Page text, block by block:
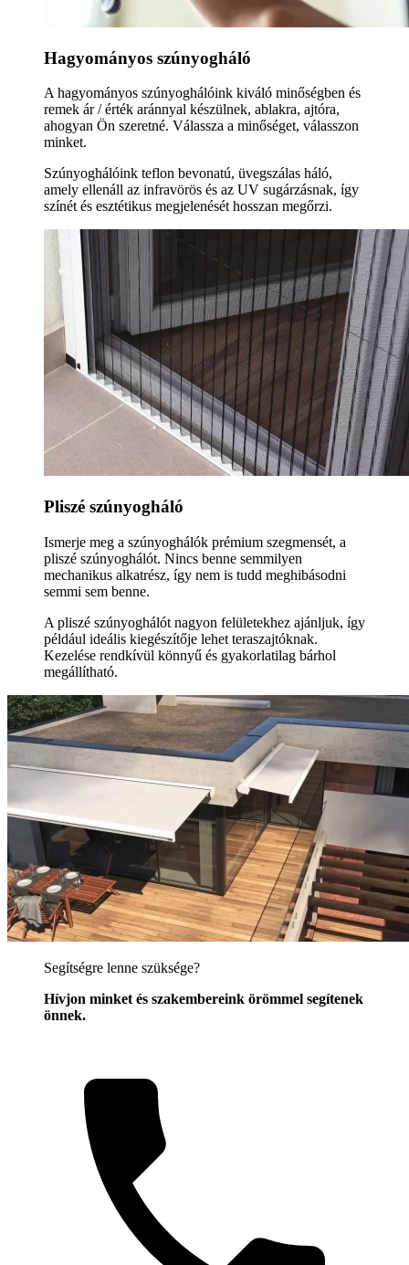
Hagyományos szúnyogháló
A hagyományos szúnyoghálóink kiváló minőségben és
remek ár / érték aránnyal készülnek, ablakra, ajtóra,
ahogyan Ön szeretné. Válassza a minőséget, válasszon
minket.
Szúnyoghálóink teflon bevonatú, üvegszálas háló,
amely ellenáll az infravörös és az UV sugárzásnak, így
színét és esztétikus megjelenését hosszan megőrzi.
Pliszé szúnyogháló
Ismerje meg a szúnyoghálók prémium szegmensét, a
pliszé szúnyoghálót. Nincs benne semmilyen
mechanikus alkatrész, így nem is tudd meghibásodni
semmi sem benne.
A pliszé szúnyoghálót nagyon felületekhez ajánljuk, így
például ideális kiegészítője lehet teraszajtóknak.
Kezelése rendkívül könnyű és gyakorlatilag bárhol
megállítható.
Segítségre lenne szüksége?
Hívjon minket és szakembereink örömmel segítenek
önnek.